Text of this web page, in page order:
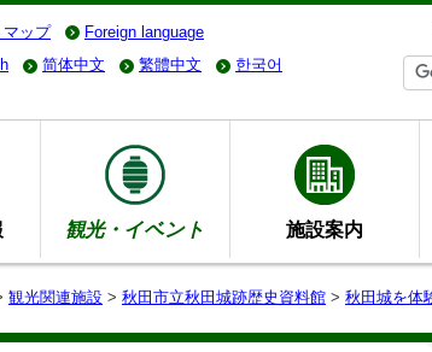
マップ Foreign language
简体中文 繁體中文 한국어
観光・イベント 施設案内
観光関連施設 > 秋田市立秋田城跡歴史資料館 > 秋田城を体